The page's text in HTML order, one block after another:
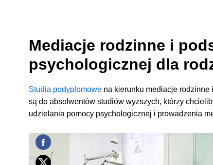
Mediacje rodzinne i
psychologicznej dla
Studia podyplomowena kierunku mediacje rodzinne
są do absolwentów studiów wyższych, którzy
udzielania pomocy psychologicznej i prowadzenia